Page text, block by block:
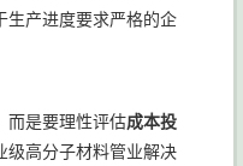
生产进度要求严格的企
而是要理性评估成本投
级高分子材料管业解决